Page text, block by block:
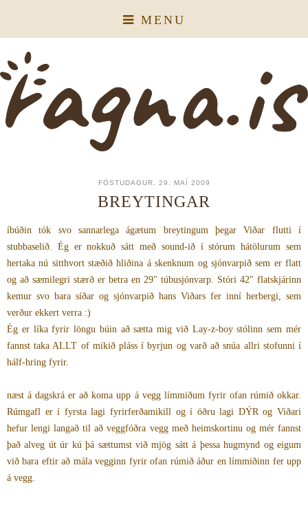
MENU
FÖSTUDAGUR, 29. MAÍ 2009
BREYTINGAR
íbúðin tók svo sannarlega ágætum breytingum þegar Viðar flutti í
stubbaselið. Ég er nokkuð sátt með sound-ið í stórum hátölurum sem
hertaka nú sitthvort stæðið hliðina á skenknum og sjónvarpið sem er flatt
og að sæmilegri stærð er betra en 29" túbusjónvarp. Stóri 42" flatskjárinn
kemur svo bara síðar og sjónvarpið hans Viðars fer inní herbergi, sem
verður ekkert verra :)
Ég er líka fyrir löngu búin að sætta mig við Lay-z-boy stólinn sem mér
fannst taka ALLT of mikið pláss í byrjun og varð að snúa allri stofunni í
hálf-hring fyrir.
næst á dagskrá er að koma upp á vegg límmiðum fyrir ofan rúmið okkar.
Rúmgafl er í fyrsta lagi fyrirferðamikill og í öðru lagi DÝR og Viðari
hefur lengi langað til að veggfóðra vegg með heimskortinu og mér fannst
það alveg út úr kú þá sættumst við mjög sátt á þessa hugmynd og eigum
við bara eftir að mála vegginn fyrir ofan rúmið áður en límmiðinn fer upp
á vegg.